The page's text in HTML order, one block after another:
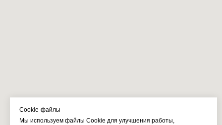
Cookie-файлы
Мы используем файлы Cookie для улучшения работы,